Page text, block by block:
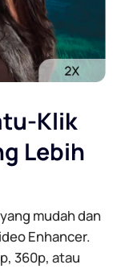
Klik
Lebih
mudah dan
Enhancer.
360p, atau